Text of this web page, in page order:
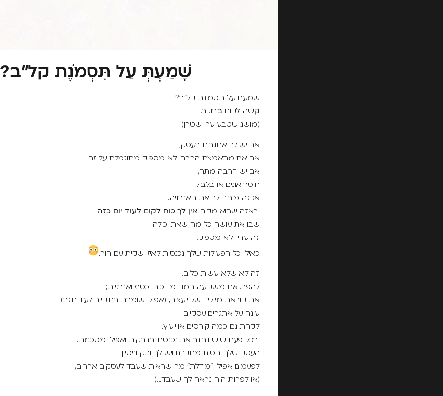
שָׁמַעְתְּ עַל תִּסְמֹנֶת קל"ב?
שמעת על תסמונת קל"ב?
קשה לקום בבוקר.
(מושג שטבע ערן שטרן)
אם יש לך אתגרים בעסק,
אם את מתאמצת הרבה ולא מספיק מתוגמלת על זה
אם יש הרבה מתח,
חוסר אונים או בלבול-
אז זה מוריד לך את האנרגיה.
ובאיזה שהוא מקום אין לך כוח לקום לעוד יום כזה
שבו את עושה כל מה שאת יכולה
וזה עדיין לא מספיק.
כאילו כל הפעולות שלך נכנסות לאיזו שקית עם חור.
וזה לא שלא עשית כלום.
להפך. את משקיעה המון זמן וכוח וכסף ואנרגיות;
את קוראת מיילים של יועצים, (אפילו שומרת בתיקייה לעיון חוזר)
עונה על אתגרים עסקיים
לקחת גם כמה קורסים או ייעוץ.
ובכל פעם שיש וובינר את נכנסת בדבקות ואפילו מסכמת.
העסק שלך יחסית מתקדם ויש לך ותק וניסיון
לפעמים אפילו "מידלת" מה שראית שעבד לעסקים אחרים,
(או לפחות היה נראה לך שעבד…)